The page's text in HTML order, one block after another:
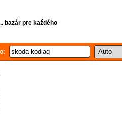
bazár pre každého